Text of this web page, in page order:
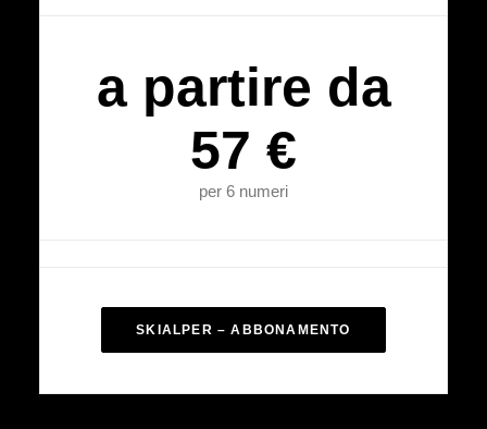
a partire da
57 €
per 6 numeri
SKIALPER – ABBONAMENTO